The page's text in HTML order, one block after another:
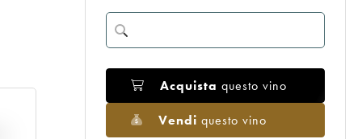
Acquista questo vino
Vendi questo vino